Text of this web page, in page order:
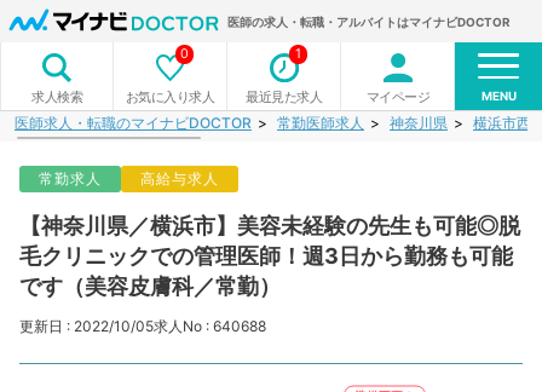
医師の求人・転職・アルバイトはマイナビDOCTOR
求人検索 お気に入り求人
0
最近見た求人
1
マイページ MENU
医師求人・転職のマイナビDOCTOR 常勤医師求人 神奈川県 横浜市西
常勤求人 高給与求人
【神奈川県／横浜市】美容未経験の先生も可能◎脱
毛クリニックでの管理医師！週3日から勤務も可能
です（美容皮膚科／常勤）
更新日 : 2022/10/05求人No : 640688